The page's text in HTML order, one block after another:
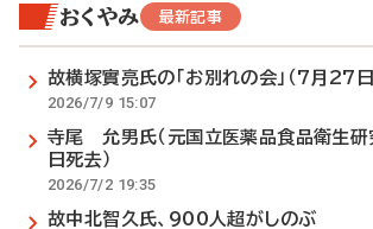
おくやみ 最新記事
故横塚實亮氏の「お別れの会」（7月27日
2026/7/9 15:07
寺尾 允男氏（元国立医薬品食品衛生
日死去）
2026/7/2 19:35
故中北智久氏、900人超がしのぶ